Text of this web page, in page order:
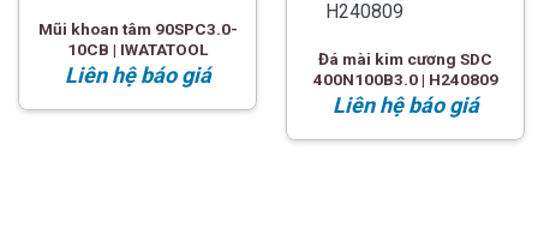
Mũi khoan tâm 90SPC3.0-
10CB | IWATATOOL
Liên hệ báo giá
Đá mài kim cương SDC
400N100B3.0 | H240809
Liên hệ báo giá